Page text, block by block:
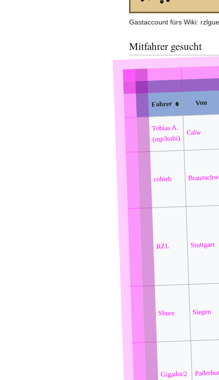
Gastaccount fürs Wiki:
Mitfahrer gesucht
Fahrer Von
Tobias A.
(mp3tobi)
Calw
rohieb
RZL Stuttgart
Shure Siegen
Gigadoc2